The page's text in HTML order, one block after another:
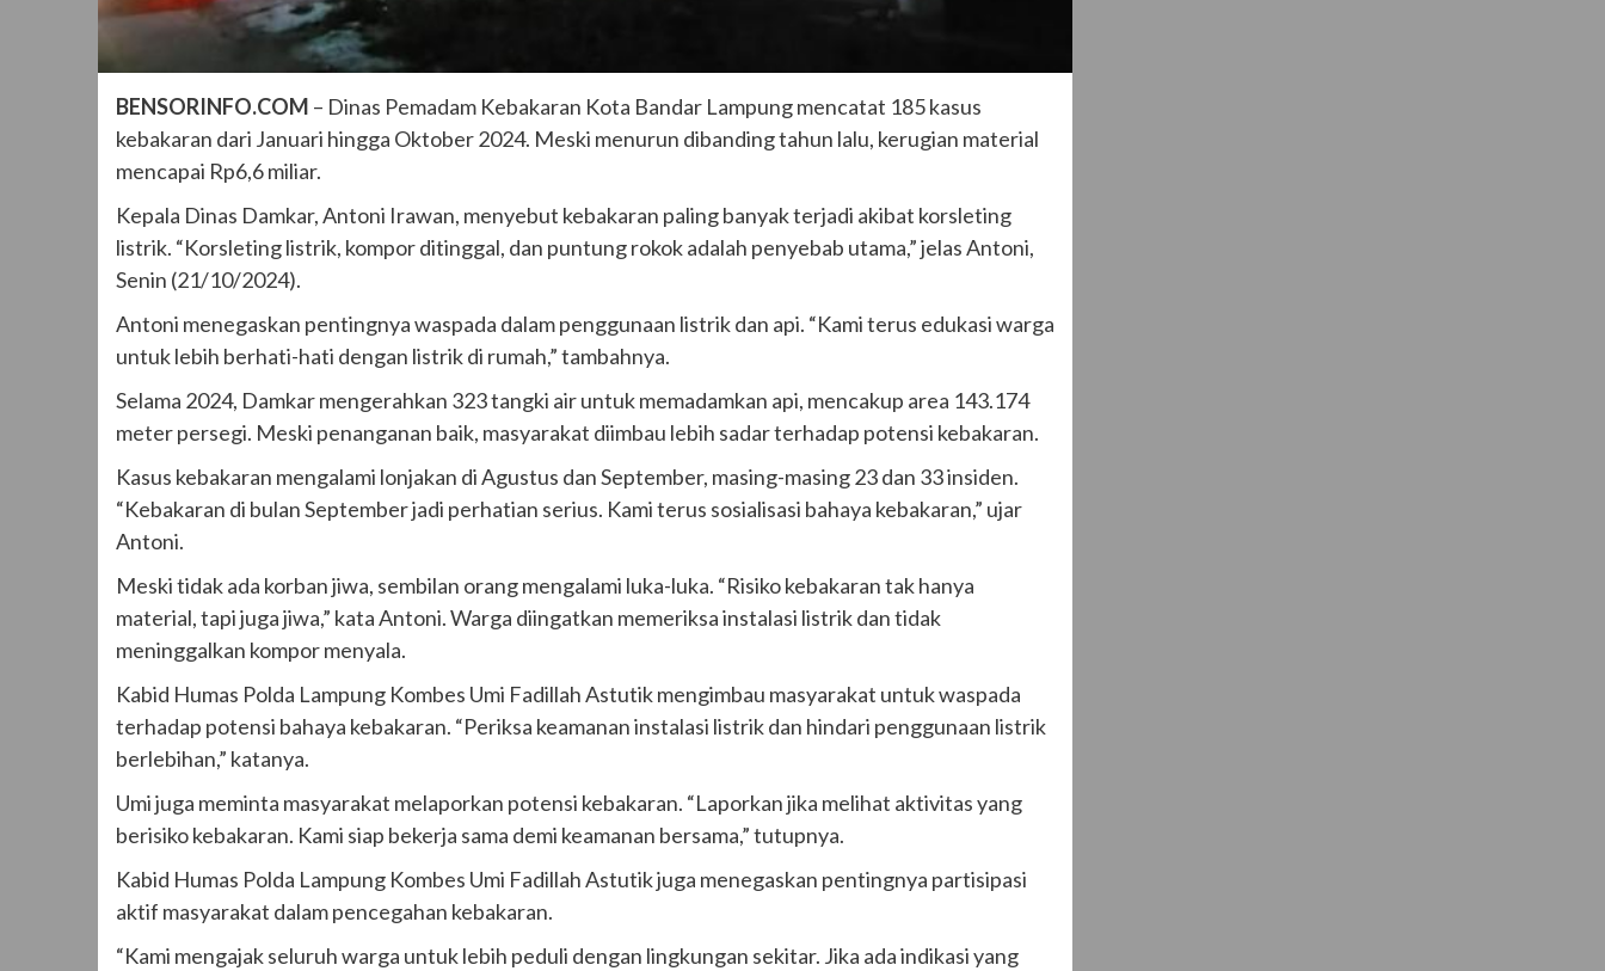
BENSORINFO.COM – Dinas Pemadam Kebakaran Kota Bandar Lampung mencatat 185 kasus
kebakaran dari Januari hingga Oktober 2024. Meski menurun dibanding tahun lalu, kerugian material
mencapai Rp6,6 miliar.
Kepala Dinas Damkar, Antoni Irawan, menyebut kebakaran paling banyak terjadi akibat korsleting
listrik. “Korsleting listrik, kompor ditinggal, dan puntung rokok adalah penyebab utama,” jelas Antoni,
Senin (21/10/2024).
Antoni menegaskan pentingnya waspada dalam penggunaan listrik dan api. “Kami terus edukasi warga
untuk lebih berhati-hati dengan listrik di rumah,” tambahnya.
Selama 2024, Damkar mengerahkan 323 tangki air untuk memadamkan api, mencakup area 143.174
meter persegi. Meski penanganan baik, masyarakat diimbau lebih sadar terhadap potensi kebakaran.
Kasus kebakaran mengalami lonjakan di Agustus dan September, masing-masing 23 dan 33 insiden.
“Kebakaran di bulan September jadi perhatian serius. Kami terus sosialisasi bahaya kebakaran,” ujar
Antoni.
Meski tidak ada korban jiwa, sembilan orang mengalami luka-luka. “Risiko kebakaran tak hanya
material, tapi juga jiwa,” kata Antoni. Warga diingatkan memeriksa instalasi listrik dan tidak
meninggalkan kompor menyala.
Kabid Humas Polda Lampung Kombes Umi Fadillah Astutik mengimbau masyarakat untuk waspada
terhadap potensi bahaya kebakaran. “Periksa keamanan instalasi listrik dan hindari penggunaan listrik
berlebihan,” katanya.
Umi juga meminta masyarakat melaporkan potensi kebakaran. “Laporkan jika melihat aktivitas yang
berisiko kebakaran. Kami siap bekerja sama demi keamanan bersama,” tutupnya.
Kabid Humas Polda Lampung Kombes Umi Fadillah Astutik juga menegaskan pentingnya partisipasi
aktif masyarakat dalam pencegahan kebakaran.
“Kami mengajak seluruh warga untuk lebih peduli dengan lingkungan sekitar. Jika ada indikasi yang